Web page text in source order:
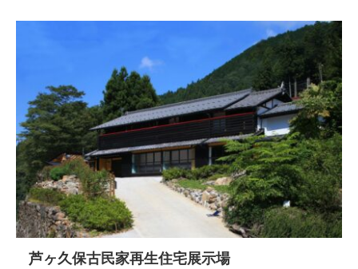
芦ヶ久保古民家再生住宅展示場